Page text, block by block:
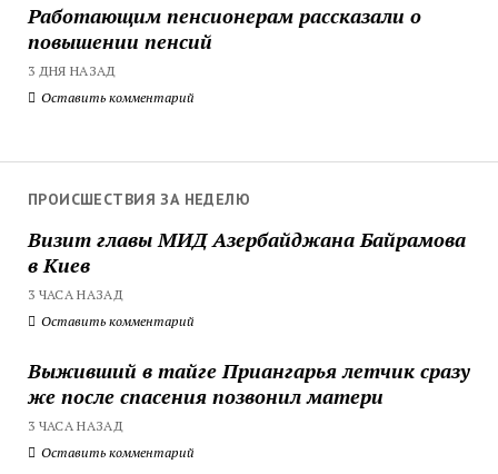
Работающим пенсионерам рассказали о
повышении пенсий
3 ДНЯ НАЗАД
Оставить комментарий
ПРОИСШЕСТВИЯ ЗА НЕДЕЛЮ
Визит главы МИД Азербайджана Байрамова
в Киев
3 ЧАСА НАЗАД
Оставить комментарий
Выживший в тайге Приангарья летчик сразу
же после спасения позвонил матери
3 ЧАСА НАЗАД
Оставить комментарий